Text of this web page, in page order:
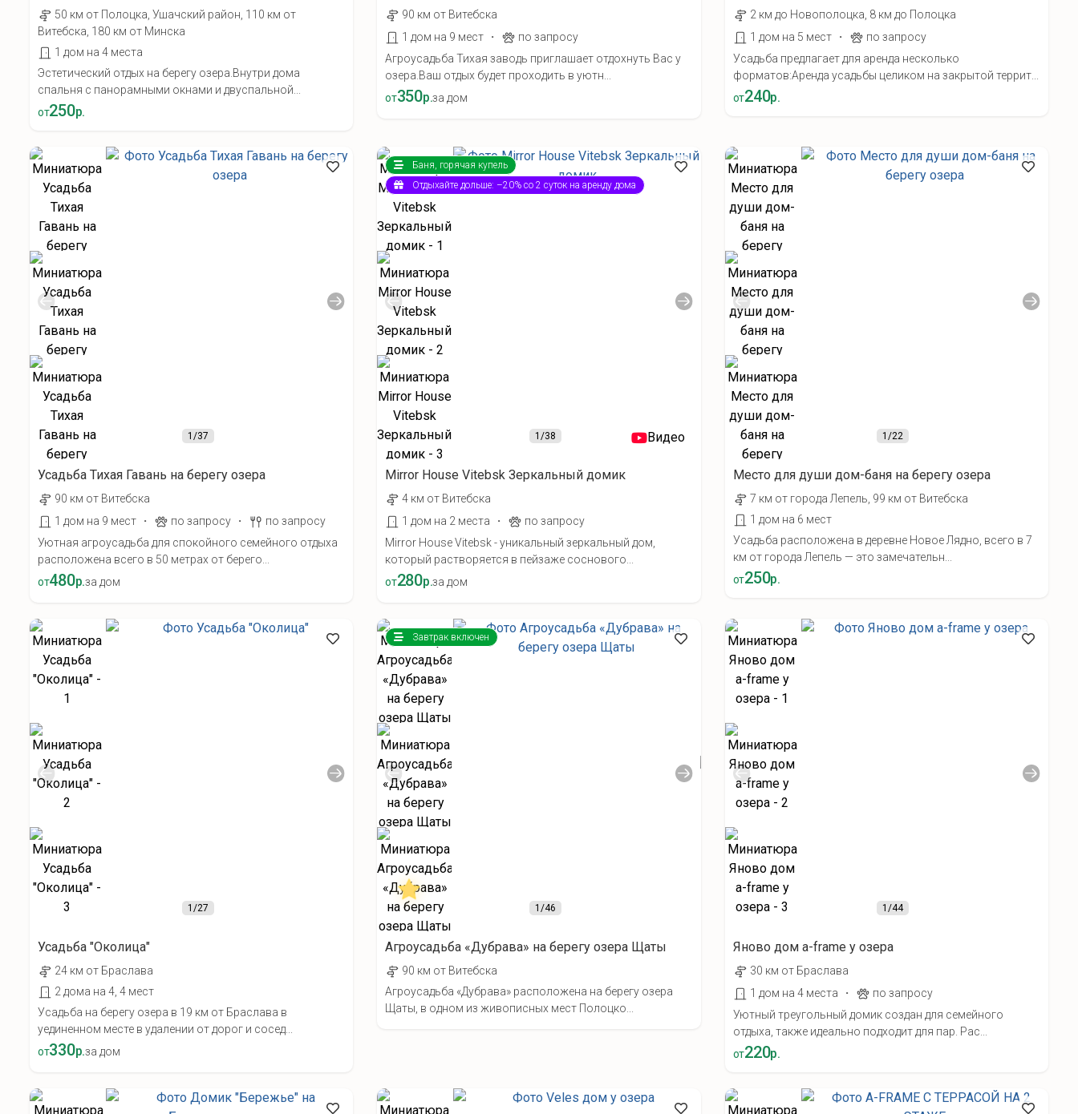
50 км от Полоцка, Ушачский район, 110 км от
Витебска, 180 км от Минска
1 дом на 4 места
Эстетический отдых на берегу озера.Внутри дома
спальня с панорамными окнами и двуспальной...
от250р.
90 км от Витебска
1 дом на 9 мест
·
по запросу
Агроусадьба Тихая заводь приглашает отдохнуть Вас у
озера.Ваш отдых будет проходить в уютн...
от350р.за дом
2 км до Новополоцка, 8 км до Полоцка
1 дом на 5 мест
·
по запросу
Усадьба предлагает для аренда несколько
форматов:Аренда усадьбы целиком на закрытой террит...
от240р.
1 /37
Усадьба Тихая Гавань на берегу озера
90 км от Витебска
1 дом на 9 мест
· по запросу ·
по запросу
Уютная агроусадьба для спокойного семейного отдыха
расположена всего в 50 метрах от берего...
от480р.за дом
1/38
Баня, горячая купель
Отдыхайте дольше: –20% со 2 суток на аренду дома
Видео
Mirror House Vitebsk Зеркальный домик
4 км от Витебска
1 дом на 2 места
·
по запросу
Mirror House Vitebsk - уникальный зеркальный дом,
который растворяется в пейзаже соснового...
от280р.за дом
1/22
Место для души дом-баня на берегу озера
7 км от города Лепель, 99 км от Витебска
1 дом на 6 мест
Усадьба расположена в деревне Новое Лядно, всего в 7
км от города Лепель — это замечательн...
от250р.
1 /27
Усадьба "Околица"
24 км от Браслава
2 дома на 4, 4 мест
Усадьба на берегу озера в 19 км от Браслава в
уединенном месте в удалении от дорог и сосед...
от330р.за дом
1/46
Завтрак включен
Агроусадьба «Дубрава» на берегу озера Щаты
90 км от Витебска
Агроусадьба «Дубрава» расположена на берегу озера
Щаты, в одном из живописных мест Полоцко...
1/44
Яново дом а-frame у озера
30 км от Браслава
1 дом на 4 места
·
по запросу
Уютный треугольный домик создан для семейного
отдыха, также идеально подходит для пар. Рас...
от220р.